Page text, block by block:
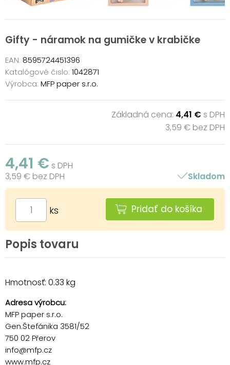
Gifty - náramok na gumičke v krabičke
EAN: 8595724451396
Katalógové čislo: 1042871
Výrobca: MFP paper s.r.o.
Základná cena: 4,41 € s DPH
3,59 € bez DPH
4,41 € s DPH
3,59 € bez DPH
Skladom
ks Pridať do košíka
Popis tovaru
Hmotnosť: 0.33 kg
Adresa výrobcu:
MFP paper s.r.o.
Gen.Štefánika 3581/52
750 02 Přerov
info@mfp.cz
www.mfp.cz